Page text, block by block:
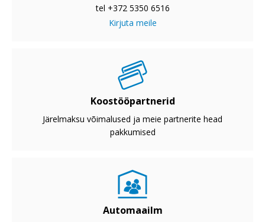
tel +372 5350 6516
Kirjuta meile
Koostööpartnerid
Järelmaksu võimalused ja meie partnerite head
pakkumised
Automaailm